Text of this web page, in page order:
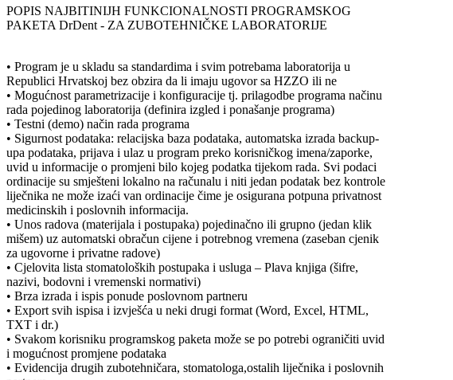
POPIS NAJBITINIJH FUNKCIONALNOSTI PROGRAMSKOG
PAKETA DrDent - ZA ZUBOTEHNIČKE LABORATORIJE
• Program je u skladu sa standardima i svim potrebama laboratorija u
Republici Hrvatskoj bez obzira da li imaju ugovor sa HZZO ili ne
• Mogućnost parametrizacije i konfiguracije tj. prilagodbe programa načinu
rada pojedinog laboratorija (definira izgled i ponašanje programa)
• Testni (demo) način rada programa
• Sigurnost podataka: relacijska baza podataka, automatska izrada backup-
upa podataka, prijava i ulaz u program preko korisničkog imena/zaporke,
uvid u informacije o promjeni bilo kojeg podatka tijekom rada. Svi podaci
ordinacije su smješteni lokalno na računalu i niti jedan podatak bez kontrole
liječnika ne može izaći van ordinacije čime je osigurana potpuna privatnost
medicinskih i poslovnih informacija.
• Unos radova (materijala i postupaka) pojedinačno ili grupno (jedan klik
mišem) uz automatski obračun cijene i potrebnog vremena (zaseban cjenik
za ugovorne i privatne radove)
• Cjelovita lista stomatoloških postupaka i usluga – Plava knjiga (šifre,
nazivi, bodovni i vremenski normativi)
• Brza izrada i ispis ponude poslovnom partneru
• Export svih ispisa i izvješća u neki drugi format (Word, Excel, HTML,
TXT i dr.)
• Svakom korisniku programskog paketa može se po potrebi ograničiti uvid
i mogućnost promjene podataka
• Evidencija drugih zubotehničara, stomatologa,ostalih liječnika i poslovnih